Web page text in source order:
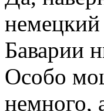
немецкий
Баварии
Особо
немного,